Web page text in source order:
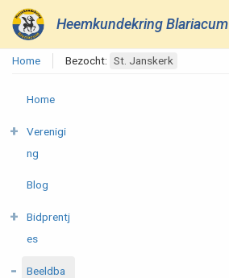
Heemkundekring Blariacum
Home Bezocht: St. Janskerk
Home
Verenigi
ng
Blog
Bidprentj
es
Beeldba